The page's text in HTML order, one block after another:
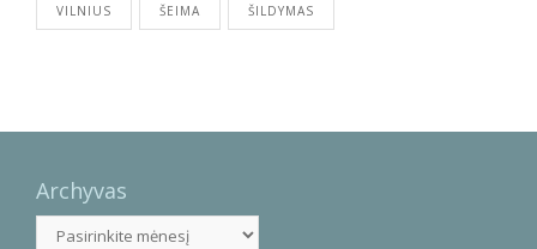
VILNIUS ŠEIMA ŠILDYMAS
Archyvas
Archyvas